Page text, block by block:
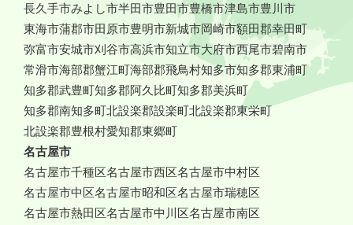
長久手市みよし市半田市豊田市豊橋市津島市豊川市
東海市蒲郡市田原市豊明市新城市岡崎市額田郡幸田町
弥富市安城市刈谷市高浜市知立市大府市西尾市碧南市
常滑市海部郡蟹江町海部郡飛鳥村知多市知多郡東浦町
知多郡武豊町知多郡阿久比町知多郡美浜町
知多郡南知多町北設楽郡設楽町北設楽郡東栄町
北設楽郡豊根村愛知郡東郷町
名古屋市
名古屋市千種区名古屋市西区名古屋市中村区
名古屋市中区名古屋市昭和区名古屋市瑞穂区
名古屋市熱田区名古屋市中川区名古屋市南区